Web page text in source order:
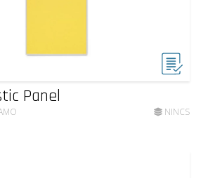
Panel
NINCS